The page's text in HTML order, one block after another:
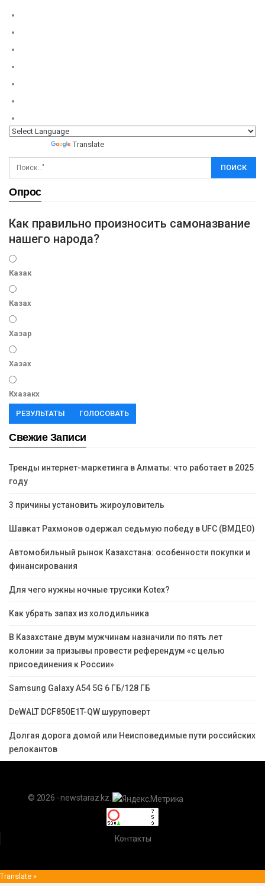
Translate
Опрос
Как правильно произносить самоназвание
нашего народа?
Казак
Казах
Хазар
Хазах
Кхазакх
РЕЗУЛЬТАТЫ ГОЛОСОВАТЬ
Свежие Записи
Тренды интернет-маркетинга в Алматы: что работает в 2025
году
3 причины установить жироуловитель
Шавкат Рахмонов одержал седьмую победу в UFC (ВМДЕО)
Автомобильный рынок Казахстана: особенности покупки и
финансирования
Для чего нужны ночные трусики Kotex?
Как убрать запах из холодильника
В Казахстане двум мужчинам назначили по пять лет
колонии за призывы провести референдум «с целью
присоединения к России»
Samsung Galaxy A54 5G 6 ГБ/128 ГБ
DeWALT DCF850E1T-QW шуруповерт
Долгая дорога домой или Неисповедимые пути российских
релокантов
© 2026 - newstaraz.kz.
Контакты
Translate »